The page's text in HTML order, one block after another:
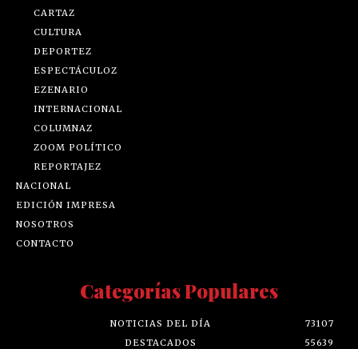
CARTAZ
CULTURA
DEPORTEZ
ESPECTÁCULOZ
EZENARIO
INTERNACIONAL
COLUMNAZ
ZOOM POLÍTICO
REPORTAJEZ
NACIONAL
EDICIÓN IMPRESA
NOSOTROS
CONTACTO
Categorías Populares
NOTICIAS DEL DÍA
73107
DESTACADOS
55639